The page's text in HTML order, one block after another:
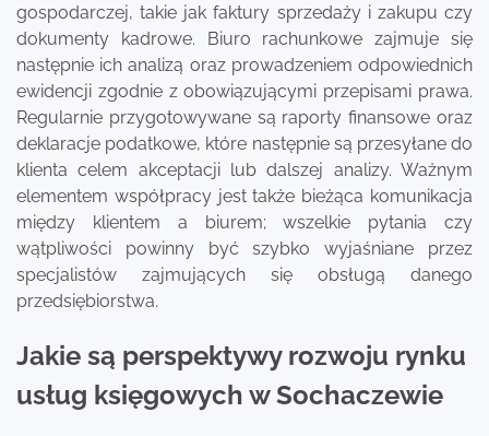
gospodarczej, takie jak faktury sprzedaży i zakupu czy
dokumenty kadrowe. Biuro rachunkowe zajmuje się
następnie ich analizą oraz prowadzeniem odpowiednich
ewidencji zgodnie z obowiązującymi przepisami prawa.
Regularnie przygotowywane są raporty finansowe oraz
deklaracje podatkowe, które następnie są przesyłane do
klienta celem akceptacji lub dalszej analizy. Ważnym
elementem współpracy jest także bieżąca komunikacja
między klientem a biurem; wszelkie pytania czy
wątpliwości powinny być szybko wyjaśniane przez
specjalistów zajmujących się obsługą danego
przedsiębiorstwa.
Jakie są perspektywy rozwoju rynku
usług księgowych w Sochaczewie